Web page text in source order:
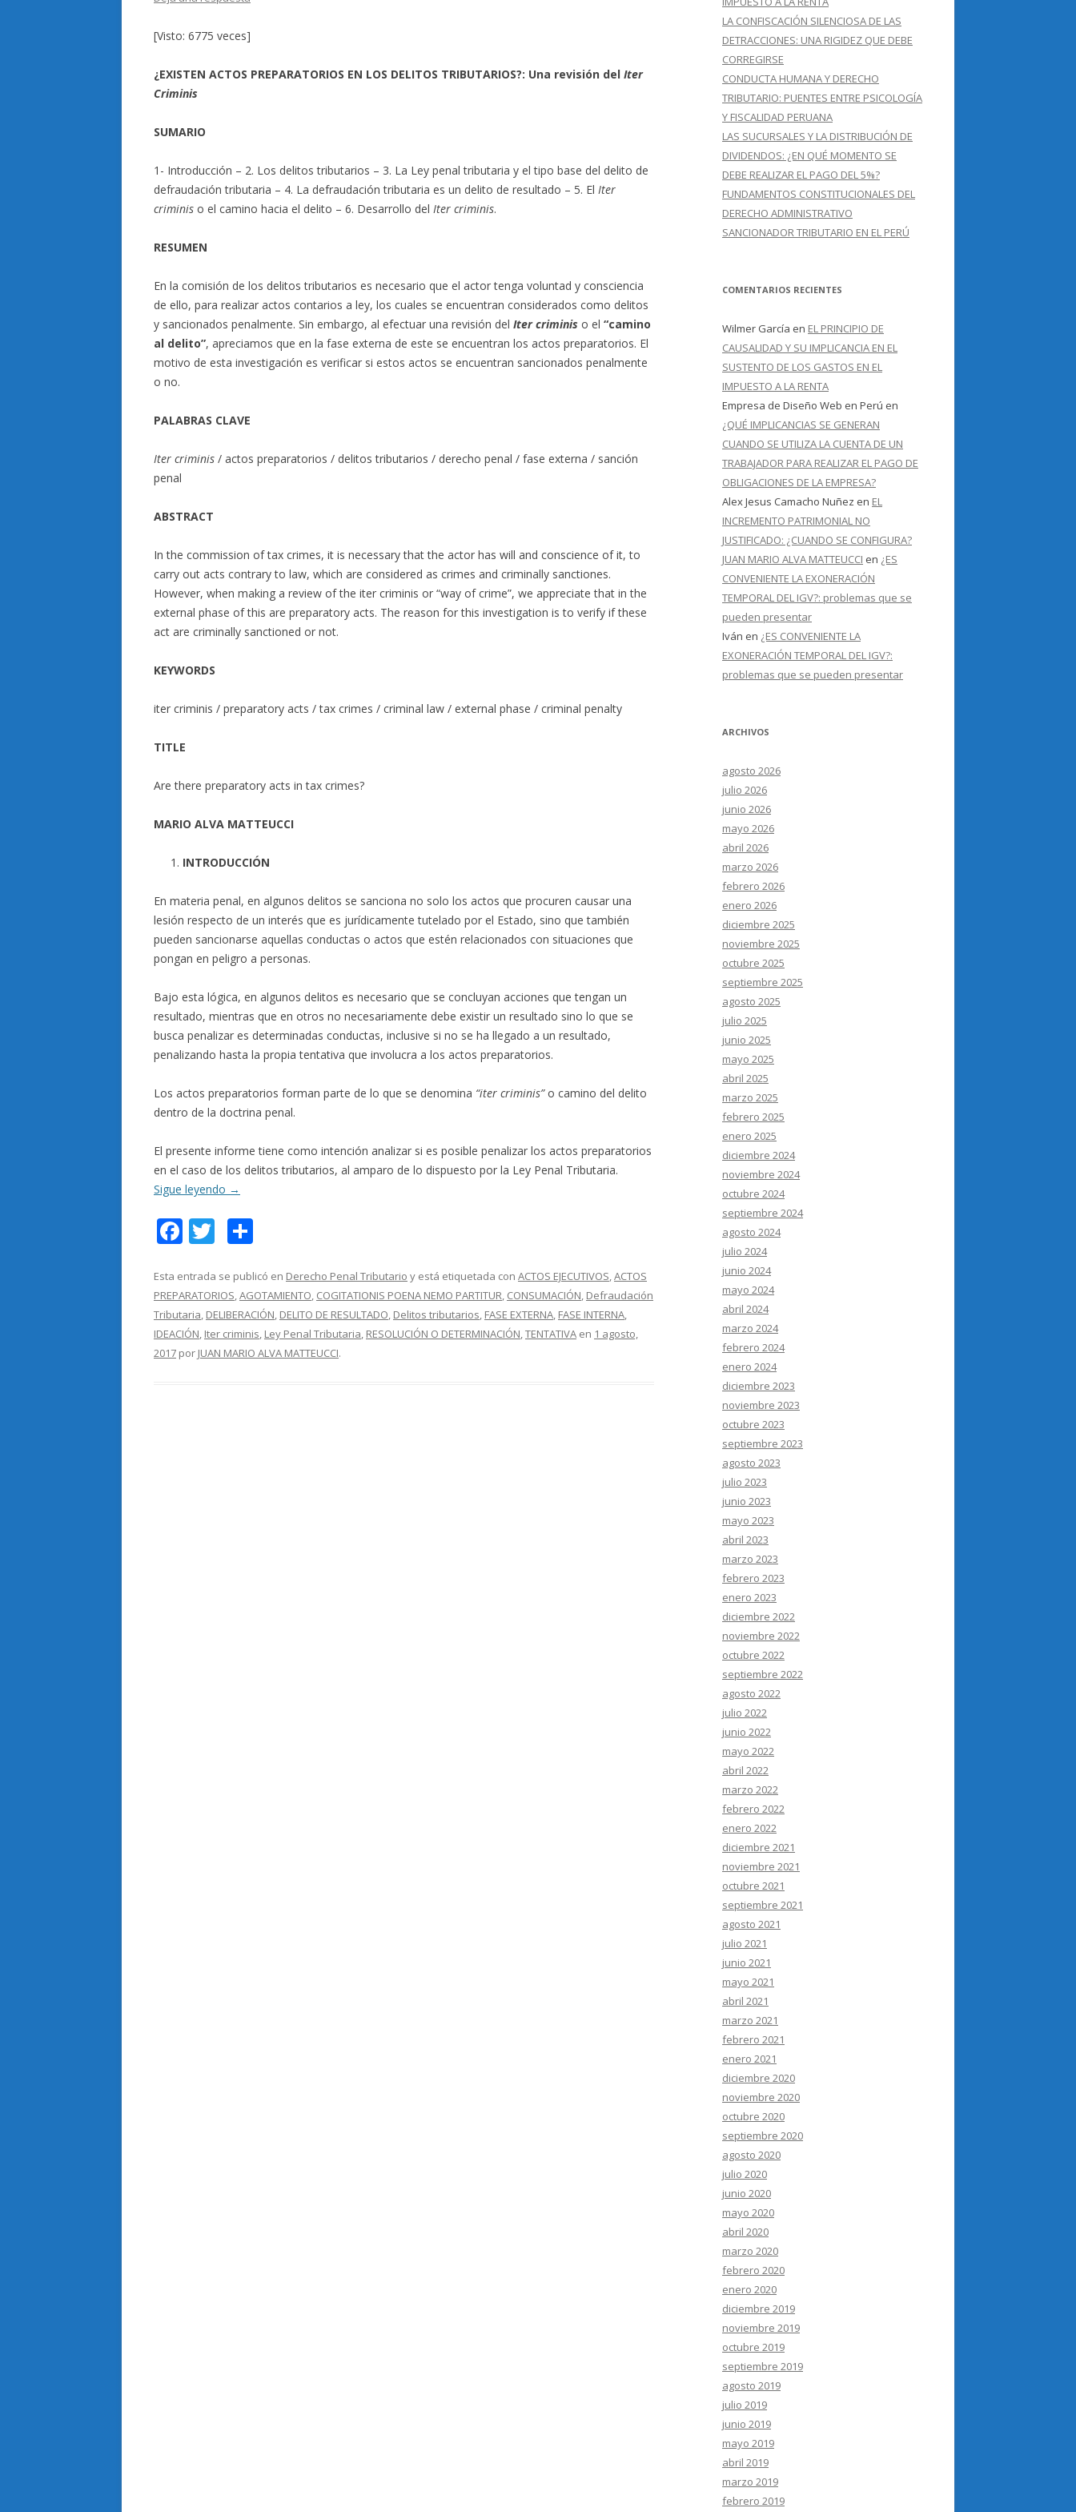
[Visto: 6775 veces]
¿EXISTEN ACTOS PREPARATORIOS EN LOS DELITOS TRIBUTARIOS?: Una revisión del Iter
Criminis
SUMARIO
1- Introducción – 2. Los delitos tributarios – 3. La Ley penal tributaria y el tipo base del delito de
defraudación tributaria – 4. La defraudación tributaria es un delito de resultado – 5. El Iter
criminis o el camino hacia el delito – 6. Desarrollo del Iter criminis.
RESUMEN
En la comisión de los delitos tributarios es necesario que el actor tenga voluntad y consciencia
de ello, para realizar actos contarios a ley, los cuales se encuentran considerados como delitos
y sancionados penalmente. Sin embargo, al efectuar una revisión del Iter criminis o el “camino
al delito”, apreciamos que en la fase externa de este se encuentran los actos preparatorios. El
motivo de esta investigación es verificar si estos actos se encuentran sancionados penalmente
o no.
PALABRAS CLAVE
Iter criminis / actos preparatorios / delitos tributarios / derecho penal / fase externa / sanción
penal
ABSTRACT
In the commission of tax crimes, it is necessary that the actor has will and conscience of it, to
carry out acts contrary to law, which are considered as crimes and criminally sanctiones.
However, when making a review of the iter criminis or “way of crime”, we appreciate that in the
external phase of this are preparatory acts. The reason for this investigation is to verify if these
act are criminally sanctioned or not.
KEYWORDS
iter criminis / preparatory acts / tax crimes / criminal law / external phase / criminal penalty
TITLE
Are there preparatory acts in tax crimes?
MARIO ALVA MATTEUCCI
INTRODUCCIÓN
En materia penal, en algunos delitos se sanciona no solo los actos que procuren causar una
lesión respecto de un interés que es jurídicamente tutelado por el Estado, sino que también
pueden sancionarse aquellas conductas o actos que estén relacionados con situaciones que
pongan en peligro a personas.
Bajo esta lógica, en algunos delitos es necesario que se concluyan acciones que tengan un
resultado, mientras que en otros no necesariamente debe existir un resultado sino lo que se
busca penalizar es determinadas conductas, inclusive si no se ha llegado a un resultado,
penalizando hasta la propia tentativa que involucra a los actos preparatorios.
Los actos preparatorios forman parte de lo que se denomina “iter criminis”o camino del delito
dentro de la doctrina penal.
El presente informe tiene como intención analizar si es posible penalizar los actos preparatorios
en el caso de los delitos tributarios, al amparo de lo dispuesto por la Ley Penal Tributaria.
Sigue leyendo →
F
e
b
o
o
T
itt
er
m
p
ar
ti
Esta entrada se publicó en Derecho Penal Tributario y está etiquetada con ACTOS EJECUTIVOS,ACTOS
PREPARATORIOS,AGOTAMIENTO, COGITATIONIS POENA NEMO PARTITUR, CONSUMACIÓN, Defraudación
Tributaria, DELIBERACIÓN, DELITO DE RESULTADO, Delitos tributarios, FASE EXTERNA, FASE INTERNA,
IDEACIÓN, Iter criminis, Ley Penal Tributaria, RESOLUCIÓN O DETERMINACIÓN,TENTATIVA en 1 agosto,
2017 por JUAN MARIO ALVA MATTEUCCI.
LA CONFISCACIÓN SILENCIOSA DE LAS
DETRACCIONES: UNA RIGIDEZ QUE DEBE
CORREGIRSE
CONDUCTA HUMANA Y DERECHO
TRIBUTARIO: PUENTES ENTRE PSICOLOGÍA
Y FISCALIDAD PERUANA
LAS SUCURSALES Y LA DISTRIBUCIÓN DE
DIVIDENDOS: ¿EN QUÉ MOMENTO SE
DEBE REALIZAR EL PAGO DEL 5%?
FUNDAMENTOS CONSTITUCIONALES DEL
DERECHO ADMINISTRATIVO
SANCIONADOR TRIBUTARIO EN EL PERÚ
COMENTARIOS RECIENTES
Wilmer García en EL PRINCIPIO DE
CAUSALIDAD Y SU IMPLICANCIA EN EL
SUSTENTO DE LOS GASTOS EN EL
IMPUESTO A LA RENTA
Empresa de Diseño Web en Perú en
¿QUÉ IMPLICANCIAS SE GENERAN
CUANDO SE UTILIZA LA CUENTA DE UN
TRABAJADOR PARA REALIZAR EL PAGO DE
OBLIGACIONES DE LA EMPRESA?
Alex Jesus Camacho Nuñez en EL
INCREMENTO PATRIMONIAL NO
JUSTIFICADO: ¿CUANDO SE CONFIGURA?
JUAN MARIO ALVA MATTEUCCI en ¿ES
CONVENIENTE LA EXONERACIÓN
TEMPORAL DEL IGV?: problemas que se
pueden presentar
Iván en ¿ES CONVENIENTE LA
EXONERACIÓN TEMPORAL DEL IGV?:
problemas que se pueden presentar
ARCHIVOS
agosto 2026
julio 2026
junio 2026
mayo 2026
abril 2026
marzo 2026
febrero 2026
enero 2026
diciembre 2025
noviembre 2025
octubre 2025
septiembre 2025
agosto 2025
julio 2025
junio 2025
mayo 2025
abril 2025
marzo 2025
febrero 2025
enero 2025
diciembre 2024
noviembre 2024
octubre 2024
septiembre 2024
agosto 2024
julio 2024
junio 2024
mayo 2024
abril 2024
marzo 2024
febrero 2024
enero 2024
diciembre 2023
noviembre 2023
octubre 2023
septiembre 2023
agosto 2023
julio 2023
junio 2023
mayo 2023
abril 2023
marzo 2023
febrero 2023
enero 2023
diciembre 2022
noviembre 2022
octubre 2022
septiembre 2022
agosto 2022
julio 2022
junio 2022
mayo 2022
abril 2022
marzo 2022
febrero 2022
enero 2022
diciembre 2021
noviembre 2021
octubre 2021
septiembre 2021
agosto 2021
julio 2021
junio 2021
mayo 2021
abril 2021
marzo 2021
febrero 2021
enero 2021
diciembre 2020
noviembre 2020
octubre 2020
septiembre 2020
agosto 2020
julio 2020
junio 2020
mayo 2020
abril 2020
marzo 2020
febrero 2020
enero 2020
diciembre 2019
noviembre 2019
octubre 2019
septiembre 2019
agosto 2019
julio 2019
junio 2019
mayo 2019
abril 2019
marzo 2019
febrero 2019